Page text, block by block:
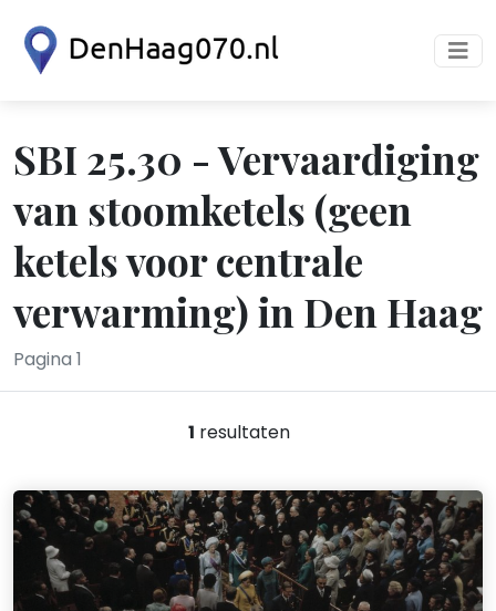
SBI 25.30 - Vervaardiging
van stoomketels (geen
ketels voor centrale
verwarming) in Den Haag
Pagina 1
1 resultaten